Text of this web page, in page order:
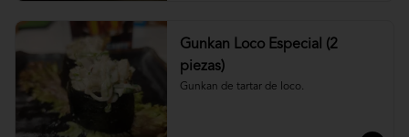
Gunkan Loco Especial (2
piezas)
Gunkan de tartar de loco.